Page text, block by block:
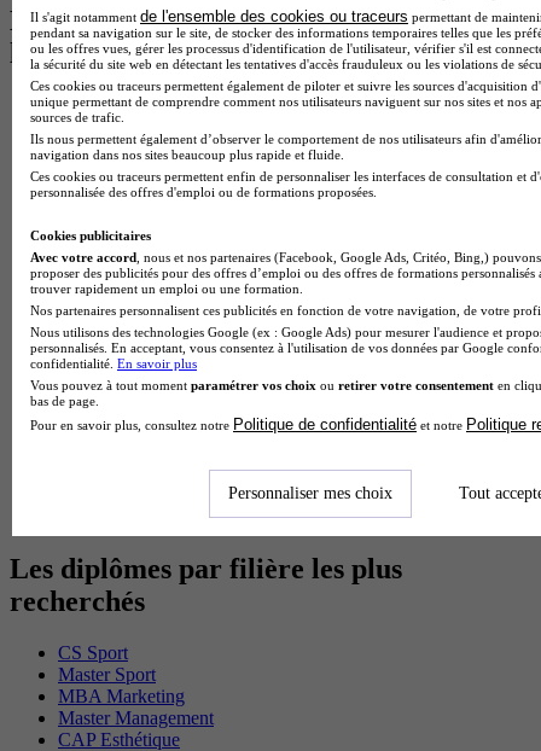
Les intitulés de diplôme par alternance
les plus recherchés
BTS Esf en alternance
BTS Dietetique en alternance
BTS Mco en alternance
BTS Pi en alternance
BTS Sp3s en alternance
BTS Ndrc en alternance
BTS Sam en alternance
Cap Fleuriste en alternance
BTS Sio en alternance
MSc Marketing Digital en alternance
BTS Gpme en alternance
Cap Electricien en alternance
BTS Gpn en alternance
BTS Domotique en alternance
BAC Pro Agora en alternance
BTS Iris en alternance
BTS Tpl en alternance
BTS Ati en alternance
Les diplômes par filière les plus
recherchés
CS Sport
Master Sport
MBA Marketing
Master Management
CAP Esthétique
Il s'agit notamment de l'ensemble des cookies ou traceurs permettant de
pendant sa navigation sur le site, de stocker des informations temporaires telles que les
ou les offres vues, gérer les processus d'identification de l'utilisateur, vérifier s'il est
la sécurité du site web en détectant les tentatives d'accès frauduleux ou les violations de
Ces cookies ou traceurs permettent également de piloter et suivre les sources d'acquisition
unique permettant de comprendre comment nos utilisateurs naviguent sur nos sites et nos
sources de trafic.
Ils nous permettent également d’observer le comportement de nos utilisateurs afin
navigation dans nos sites beaucoup plus rapide et fluide.
Ces cookies ou traceurs permettent enfin de personnaliser les interfaces de consultation et
personnalisée des offres d'emploi ou de formations proposées.
Cookies publicitaires
Avec votre accord , nous et nos partenaires (Facebook, Google Ads, Critéo, Bing,)
proposer des publicités pour des offres d’emploi ou des offres de formations
trouver rapidement un emploi ou une formation.
Nos partenaires personnalisent ces publicités en fonction de votre navigation, de votre
Nous utilisons des technologies Google (ex : Google Ads) pour mesurer l'audience et
personnalisés. En acceptant, vous consentez à l'utilisation de vos données par Google
confidentialité. En savoir plus
Vous pouvez à tout moment paramétrer vos choix ou retirer votre consentement en
bas de page.
Pour en savoir plus, consultez notre Politique de confidentialité et notre Politique
Personnaliser mes choix Tout